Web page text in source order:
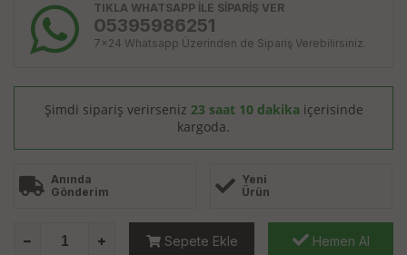
TIKLA WHATSAPP İLE SİPARİŞ VER
05395986251
7x24 Whatsapp Üzerinden de Sipariş Verebilirsiniz.
Şimdi sipariş verirseniz 23 saat 10 dakika içerisinde
kargoda.
Anında
Gönderim
Yeni
Ürün
Sepete Ekle Hemen Al